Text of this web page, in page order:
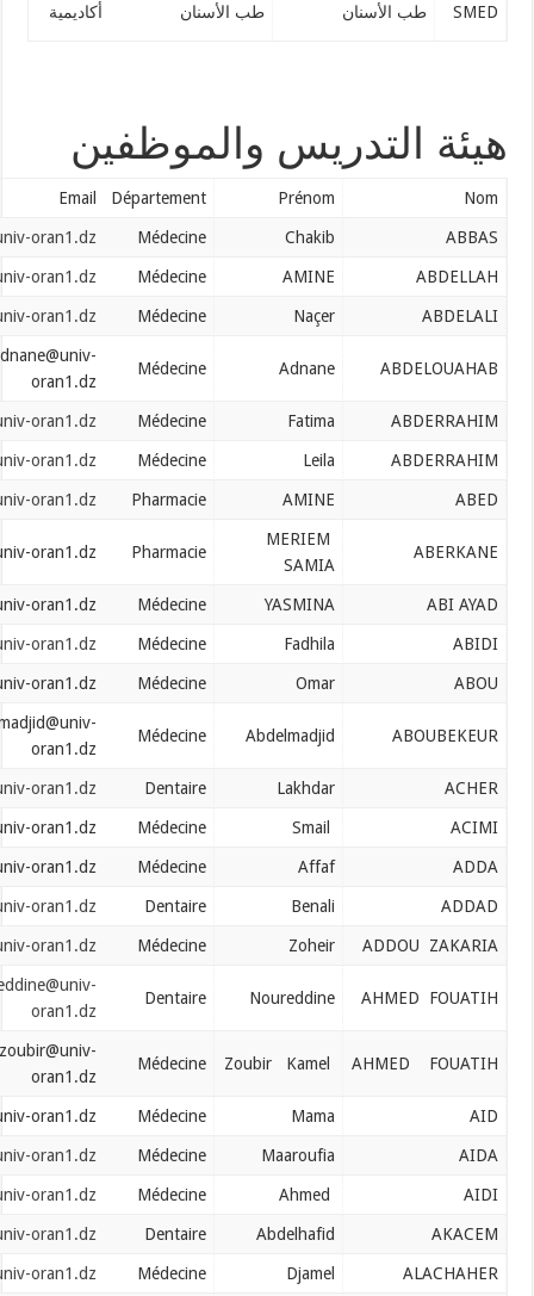
طب الأسنان أكاديمية
والموظفين
Prénom
Département
Chakib
Médecine
abbas.chakib@univ-oran1.dz
AMINE
Médecine
abdellah.amine@univ-oran1.dz
Naçer
Médecine
abdellali.nacer@univ-oran1.dz
Adnane
Médecine
abdelouahad.adnane@univ-
Fatima
Médecine
abderrahim.fatima@univ-oran1.dz
Leila
Médecine
abderrahim.leila@univ-oran1.dz
AMINE
Pharmacie
abed.amine@univ-oran1.dz
aberkane.meriem@univ-oran1.dz
YASMINA
Médecine
abiayad.yasmina@univ-oran1.dz
Fadhila
Médecine
abidi.fadhila@univ-oran1.dz
Omar
Médecine
abou.omar@univ-oran1.dz
Abdelmadjid
Médecine
aboubakeur.abdelmadjid@univ-
Lakhdar
Dentaire
acher.lakhdar@univ-oran1.dz
Smail
Médecine
acimi.smail@univ-oran1.dz
Affaf
Médecine
adda.affaf@univ-oran1.dz
Benali
Dentaire
adda.benali@univ-oran1.dz
Zoheir
Médecine
addou.zakaria@univ-oran1.dz
Noureddine
Dentaire
ahmedfouatih.noureddine@univ-
Zoubir Kamel
Médecine
ahmedfouatih.zoubir@univ-
Mama
Médecine
aid.mama@univ-oran1.dz
Maaroufia
Médecine
aida.maaroufia@univ-oran1.dz
Ahmed
Médecine
aidi.ahmed@univ-oran1.dz
Abdelhafid
Dentaire
akacem.abdelhafid@univ-oran1.dz
Djamel
Médecine
alachaher.djamel@univ-oran1.dz